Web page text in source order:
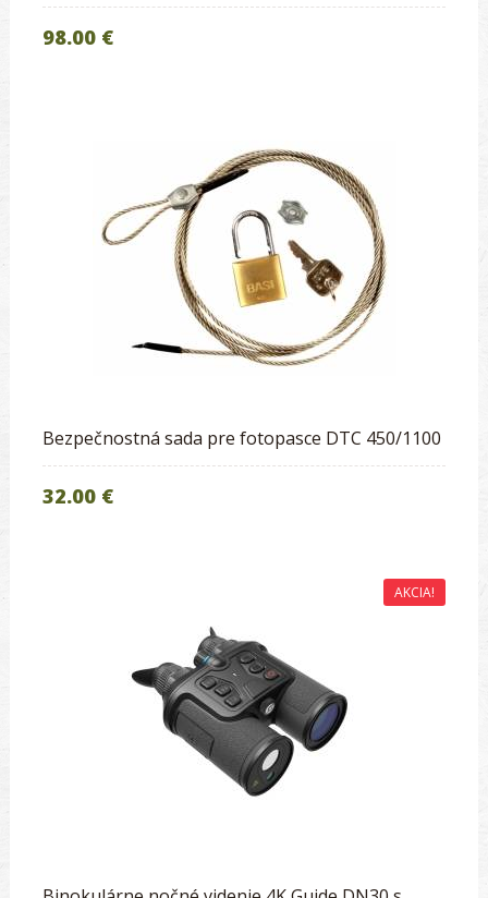
98.00 €
Bezpečnostná sada pre fotopasce DTC 450/1100
32.00 €
AKCIA!